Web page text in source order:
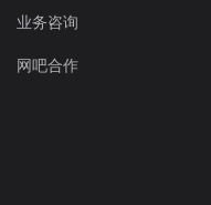
业务咨询
网吧合作